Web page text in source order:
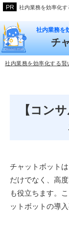
社内業務を効率化
社内業務を
チ
社内業務を効率化する
【コン
チャットボット
だけでなく、高
も役立ちます。
ットボットの導